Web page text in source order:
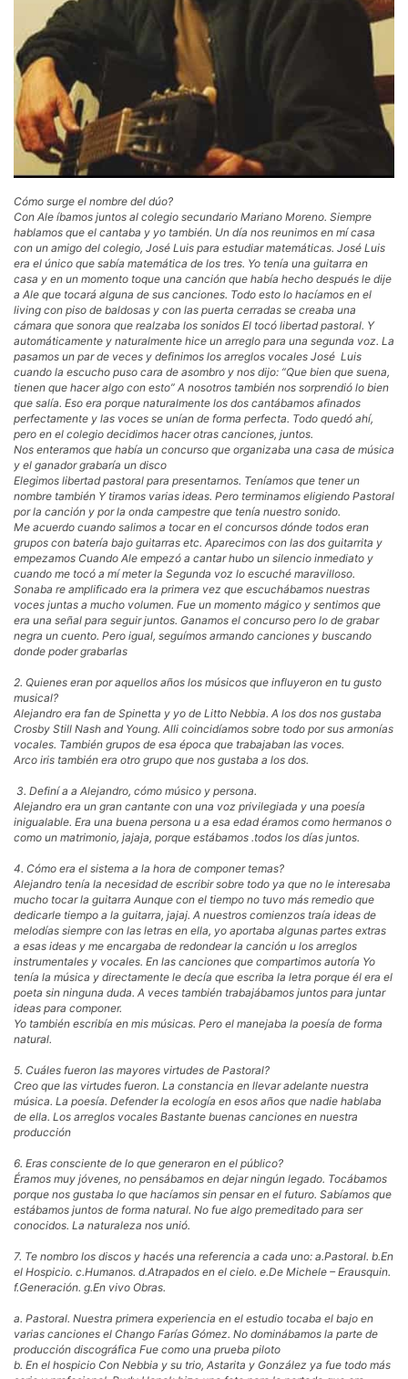
Cómo surge el nombre del dúo?
Con Ale íbamos juntos al colegio secundario Mariano Moreno. Siempre
hablamos que el cantaba y yo también. Un día nos reunimos en mí casa
con un amigo del colegio, José Luis para estudiar matemáticas. José Luis
era el único que sabía matemática de los tres. Yo tenía una guitarra en
casa y en un momento toque una canción que había hecho después le dije
a Ale que tocará alguna de sus canciones. Todo esto lo hacíamos en el
living con piso de baldosas y con las puerta cerradas se creaba una
cámara que sonora que realzaba los sonidos El tocó libertad pastoral. Y
automáticamente y naturalmente hice un arreglo para una segunda voz. La
pasamos un par de veces y definimos los arreglos vocales José Luis
cuando la escucho puso cara de asombro y nos dijo: “Que bien que suena,
tienen que hacer algo con esto” A nosotros también nos sorprendió lo bien
que salía. Eso era porque naturalmente los dos cantábamos afinados
perfectamente y las voces se unían de forma perfecta. Todo quedó ahí,
pero en el colegio decidimos hacer otras canciones, juntos.
Nos enteramos que había un concurso que organizaba una casa de música
y el ganador grabaría un disco
Elegimos libertad pastoral para presentarnos. Teníamos que tener un
nombre también Y tiramos varias ideas. Pero terminamos eligiendo Pastoral
por la canción y por la onda campestre que tenía nuestro sonido.
Me acuerdo cuando salimos a tocar en el concursos dónde todos eran
grupos con batería bajo guitarras etc. Aparecimos con las dos guitarrita y
empezamos Cuando Ale empezó a cantar hubo un silencio inmediato y
cuando me tocó a mí meter la Segunda voz lo escuché maravilloso.
Sonaba re amplificado era la primera vez que escuchábamos nuestras
voces juntas a mucho volumen. Fue un momento mágico y sentimos que
era una señal para seguir juntos. Ganamos el concurso pero lo de grabar
negra un cuento. Pero igual, seguímos armando canciones y buscando
donde poder grabarlas
2. Quienes eran por aquellos años los músicos que influyeron en tu gusto
musical?
Alejandro era fan de Spinetta y yo de Litto Nebbia. A los dos nos gustaba
Crosby Still Nash and Young. Alli coincidíamos sobre todo por sus armonías
vocales. También grupos de esa época que trabajaban las voces.
Arco iris también era otro grupo que nos gustaba a los dos.
3. Definí a a Alejandro, cómo músico y persona.
Alejandro era un gran cantante con una voz privilegiada y una poesía
inigualable. Era una buena persona u a esa edad éramos como hermanos o
como un matrimonio, jajaja, porque estábamos .todos los días juntos.
4. Cómo era el sistema a la hora de componer temas?
Alejandro tenía la necesidad de escribir sobre todo ya que no le interesaba
mucho tocar la guitarra Aunque con el tiempo no tuvo más remedio que
dedicarle tiempo a la guitarra, jajaj. A nuestros comienzos traía ideas de
melodías siempre con las letras en ella, yo aportaba algunas partes extras
a esas ideas y me encargaba de redondear la canción u los arreglos
instrumentales y vocales. En las canciones que compartimos autoría Yo
tenía la música y directamente le decía que escriba la letra porque él era el
poeta sin ninguna duda. A veces también trabajábamos juntos para juntar
ideas para componer.
Yo también escribía en mis músicas. Pero el manejaba la poesía de forma
natural.
5. Cuáles fueron las mayores virtudes de Pastoral?
Creo que las virtudes fueron. La constancia en llevar adelante nuestra
música. La poesía. Defender la ecología en esos años que nadie hablaba
de ella. Los arreglos vocales Bastante buenas canciones en nuestra
producción
6. Eras consciente de lo que generaron en el público?
Éramos muy jóvenes, no pensábamos en dejar ningún legado. Tocábamos
porque nos gustaba lo que hacíamos sin pensar en el futuro. Sabíamos que
estábamos juntos de forma natural. No fue algo premeditado para ser
conocidos. La naturaleza nos unió.
7. Te nombro los discos y hacés una referencia a cada uno: a.Pastoral. b.En
el Hospicio. c.Humanos. d.Atrapados en el cielo. e.De Michele – Erausquin.
f.Generación. g.En vivo Obras.
a. Pastoral. Nuestra primera experiencia en el estudio tocaba el bajo en
varias canciones el Chango Farías Gómez. No dominábamos la parte de
producción discográfica Fue como una prueba piloto
b. En el hospicio Con Nebbia y su trio, Astarita y González ya fue todo más